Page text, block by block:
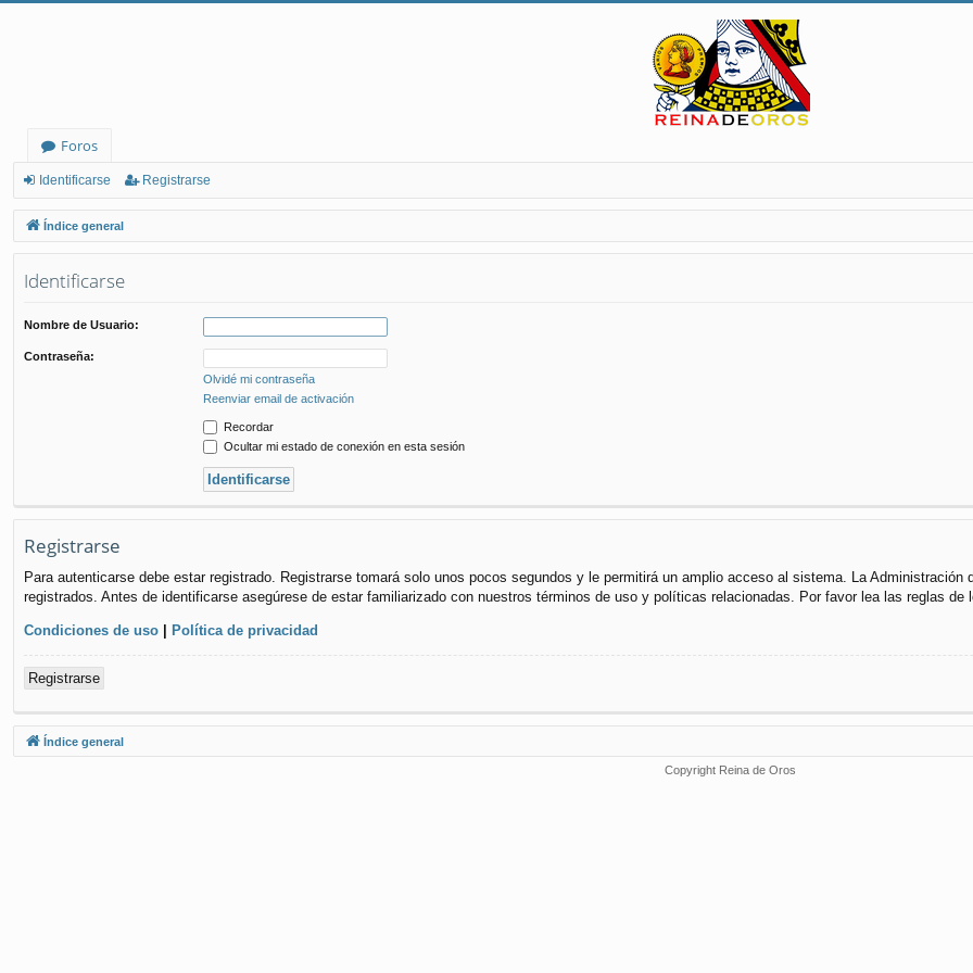
Foros
Identificarse Registrarse
Índice general
Identificarse
Nombre de Usuario:
Contraseña:
Olvidé mi contraseña
Reenviar email de activación
Recordar
Ocultar mi estado de conexión en esta sesión
Registrarse
Para autenticarse debe estar registrado. Registrarse tomará solo unos pocos segundos y le permitirá un amplio acceso al sistema. La
registrados. Antes de identificarse asegúrese de estar familiarizado con nuestros términos de uso y políticas relacionadas. Por favor lea las reglas de
Condiciones de uso | Política de privacidad
Registrarse
Índice general
Copyright Reina de Oros